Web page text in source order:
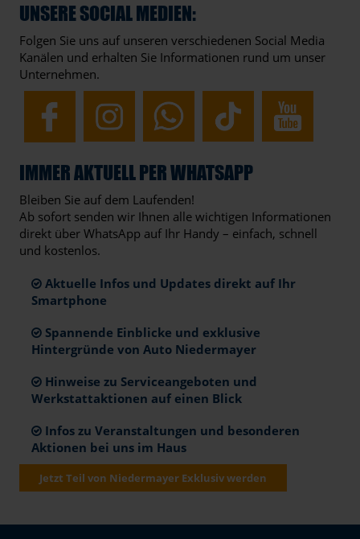
UNSERE SOCIAL MEDIEN:
Folgen Sie uns auf unseren verschiedenen Social Media
Kanälen und erhalten Sie Informationen rund um unser
Unternehmen.
IMMER AKTUELL PER WHATSAPP
Bleiben Sie auf dem Laufenden!
Ab sofort senden wir Ihnen alle wichtigen Informationen
direkt über WhatsApp auf Ihr Handy – einfach, schnell
und kostenlos.
Aktuelle Infos und Updates direkt auf Ihr
Smartphone
Spannende Einblicke und exklusive
Hintergründe von Auto Niedermayer
Hinweise zu Serviceangeboten und
Werkstattaktionen auf einen Blick
Infos zu Veranstaltungen und besonderen
Aktionen bei uns im Haus
Jetzt Teil von Niedermayer Exklusiv werden